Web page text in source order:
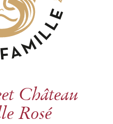
Château
Rosé